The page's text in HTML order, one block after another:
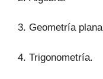
3. Geometría
4. Trigonometría.